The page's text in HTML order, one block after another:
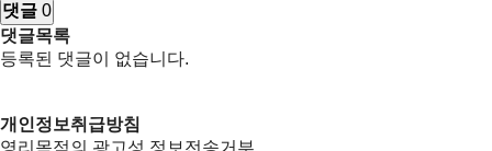
댓글 0
댓글목록
등록된 댓글이 없습니다.
개인정보취급방침